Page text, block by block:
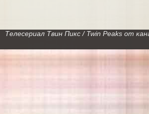
Телесериал Твин Пикс / Twin Peaks от